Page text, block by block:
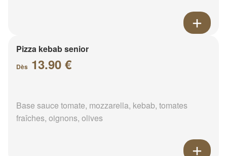
Pizza kebab senior
Dès 13.90 €
Base sauce tomate, mozzarella, kebab, tomates
fraîches, oignons, olives